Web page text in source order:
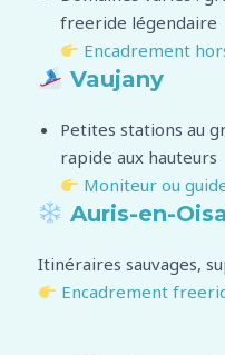
freeride légendaire
Encadrement
Vaujany
Petites stations au
rapide aux hauteurs
Moniteur ou
Auris-en-
Itinéraires sauvages,
Encadrement